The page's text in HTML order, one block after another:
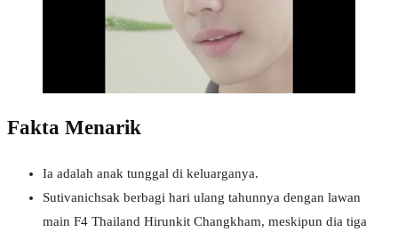
Fakta Menarik
Ia adalah anak tunggal di keluarganya.
Sutivanichsak berbagi hari ulang tahunnya dengan lawan
main F4 Thailand Hirunkit Changkham, meskipun dia tiga